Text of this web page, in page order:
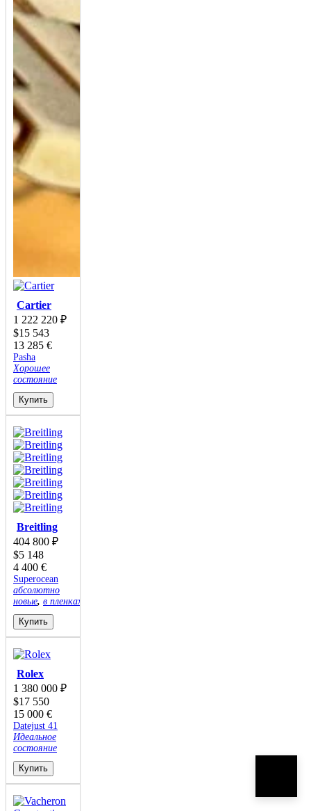
Cartier
1 222 220 ₽
$15 543
13 285 €
Pasha
Хорошее
состояние
Купить
Breitling
404 800 ₽
$5 148
4 400 €
Superocean
абсолютно
новые, в пленках
Купить
Rolex
1 380 000 ₽
$17 550
15 000 €
Datejust 41
Идеальное
состояние
Купить